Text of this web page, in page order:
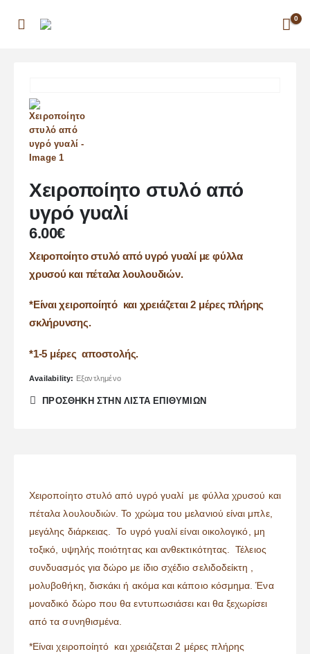
0
Χειροποίητο στυλό από
υγρό γυαλί
6.00€
Χειροποίητο στυλό από υγρό γυαλί με φύλλα
χρυσού και πέταλα λουλουδιών.
*Είναι χειροποίητό και χρειάζεται 2 μέρες πλήρης
σκλήρυνσης.
*1-5 μέρες αποστολής.
Availability: Εξαντλημένο
ΠΡΌΣΘΉΚΗ ΣΤΗΝ ΛΊΣΤΑ ΕΠΙΘΥΜΙΏΝ
Χειροποίητο στυλό από υγρό γυαλί με φύλλα χρυσού και
πέταλα λουλουδιών. Το χρώμα του μελανιού είναι μπλε,
μεγάλης διάρκειας. Το υγρό γυαλί είναι οικολογικό, μη
τοξικό, υψηλής ποιότητας και ανθεκτικότητας. Τέλειος
συνδυασμός για δώρο με ίδιο σχέδιο σελιδοδείκτη ,
μολυβοθήκη, δισκάκι ή ακόμα και κάποιο κόσμημα. Ένα
μοναδικό δώρο που θα εντυπωσιάσει και θα ξεχωρίσει
από τα συνηθισμένα.
*Είναι χειροποίητό και χρειάζεται 2 μέρες πλήρης